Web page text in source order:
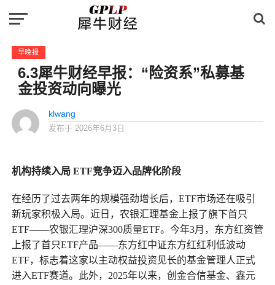
早晚报
6.3犀牛财经早报：“险资系”私募基
金投资动向曝光
klwang
发布于 2026年6月3日
机构持续入局 ETF竞争迈入品牌化阶段
在经历了过去两年的规模强劲增长后，ETF市场还在吸引
新玩家积极入局。近日，农银汇理基金上报了旗下首只
ETF——农银汇理沪深300质量ETF。今年3月，东方红资管
上报了首只ETF产品——东方红中证东方红红利低波动
ETF，标志着这家以主动权益投资见长的基金管理人正式
进入ETF赛道。此外，2025年以来，创金合信基金、鑫元